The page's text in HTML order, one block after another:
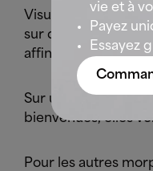
Visuellement,
sur des
affinant la taille et
Sur une
bienvenues, elles
Pour les autres
vie et à
Payez
Essayez